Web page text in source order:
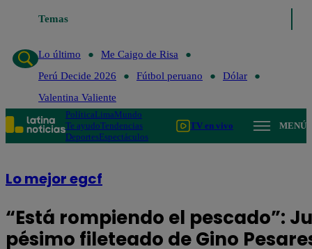
TemasLo último
Lo último
Me Caigo de Risa
Perú Decide 2026
Fútbol peruano
Dólar
Valentina Valiente
PolíticaLimaMundo
Te ayudoTendencias
DeportesEspectáculos
TV en vivo MENÚ
Lo mejor egcf
“Está rompiendo el pescado”:
pésimo fileteado de Gino